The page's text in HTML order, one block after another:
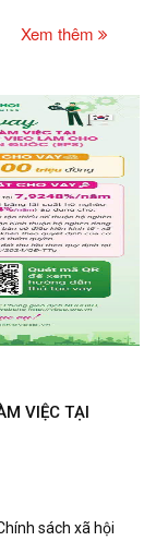
Xem thêm
VIỆC TẠI
sách xã hội